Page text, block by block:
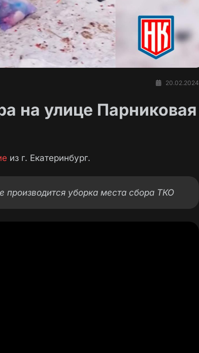
20.02.2024
на улице Парниковая
из г. Екатеринбург.
производится уборка места сбора ТКО